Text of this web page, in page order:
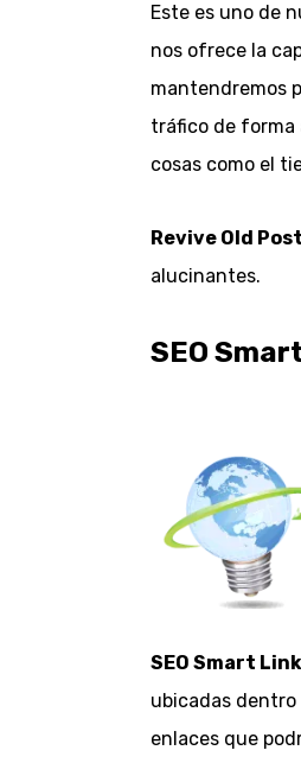
Este es uno de
nos ofrece la
mantendremos
tráfico de forma
cosas como el
Revive Old Post
alucinantes.
SEO
SEO Smart
ubicadas
enlaces que